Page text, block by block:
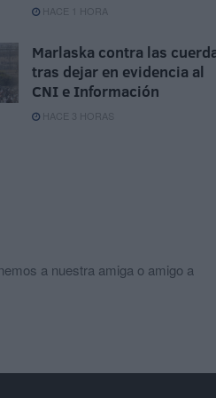
HACE 1 HORA
Marlaska contra las
tras dejar en evidencia al
CNI e Información
HACE 3 HORAS
a nuestra amiga o amigo a